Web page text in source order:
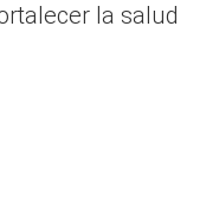
la salud